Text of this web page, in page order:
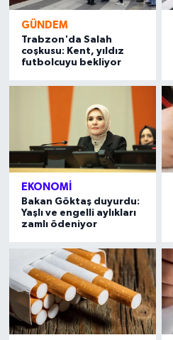
GÜNDEM
Trabzon'da Salah
coşkusu: Kent, yıldız
futbolcuyu bekliyor
EKONOMI
Bakan Göktaş duyurdu:
Yaşlı ve engelli aylıkları
zamlı ödeniyor